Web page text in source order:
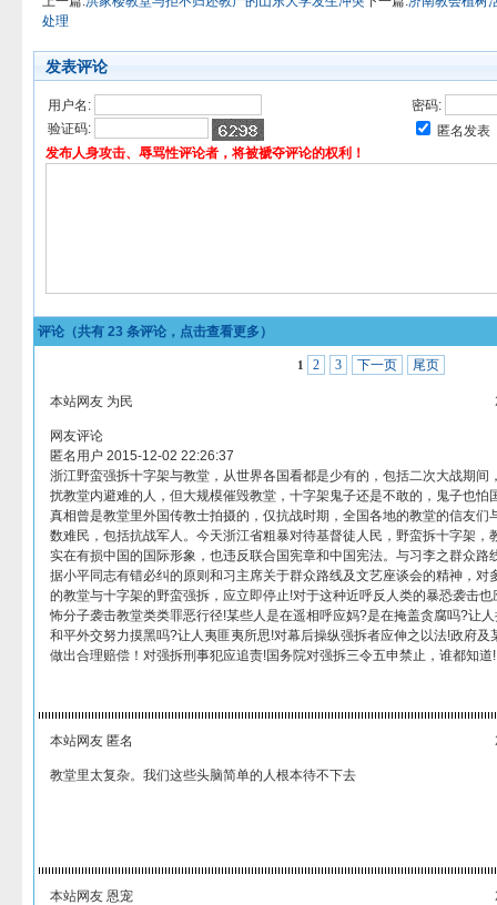
处理
发表评论
用户名:
密码:
验证码:
匿名发表
发布人身攻击、辱骂性评论者，将被褫夺评论的权利！
评论（共有 23 条评论，点击查看更多）
1 2 3 下一页 尾页
本站网友 为民
网友评论
匿名用户 2015-12-02 22:26:37
浙江野蛮强拆十字架与教堂，从世界各国看都是少有的，包括二次大战期间
扰教堂内避难的人，但大规模催毁教堂，十字架鬼子还是不敢的，鬼子也怕
真相曾是教堂里外国传教士拍摄的，仅抗战时期，全国各地的教堂的信友们
数难民，包括抗战军人。今天浙江省粗暴对待基督徒人民，野蛮拆十字架，
实在有损中国的国际形象，也违反联合国宪章和中国宪法。与习李之群众路
据小平同志有错必纠的原则和习主席关于群众路线及文艺座谈会的精神，对
的教堂与十字架的野蛮强拆，应立即停止!对于这种近呼反人类的暴恐袭击
怖分子袭击教堂类类罪恶行径!某些人是在遥相呼应妈?是在掩盖贪腐吗?让
和平外交努力摸黑吗?让人夷匪夷所思!对幕后操纵强拆者应伸之以法!政府
做出合理赔偿！对强拆刑事犯应追责!国务院对强拆三令五申禁止，谁都知道
本站网友 匿名
教堂里太复杂。我们这些头脑简单的人根本待不下去
本站网友 恩宠